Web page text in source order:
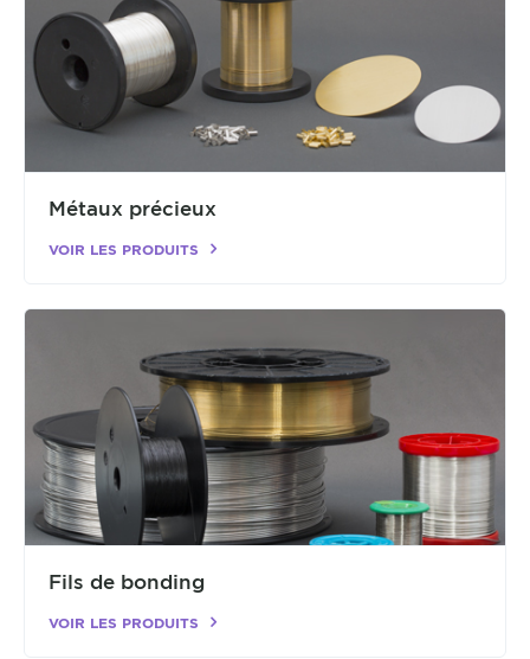
Métaux précieux
VOIR LES PRODUITS
Fils de bonding
VOIR LES PRODUITS